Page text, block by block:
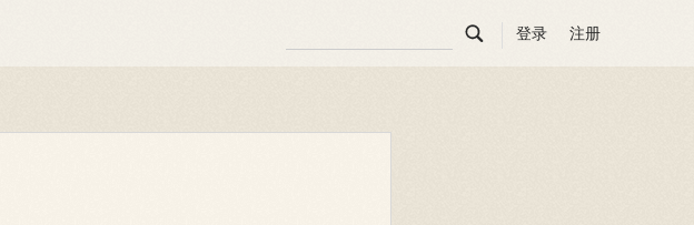
 登录 注册